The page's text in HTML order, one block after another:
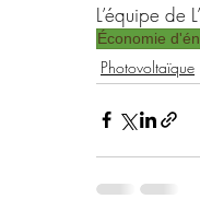
L’équipe de
Économie
Photovoltaïque